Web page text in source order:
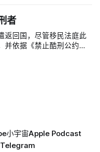
者
返回国，尽管移民法庭此
并依据《禁止酷刑公约》
院从墨西哥政府取得的
小宇宙Apple Podcast
Telegram